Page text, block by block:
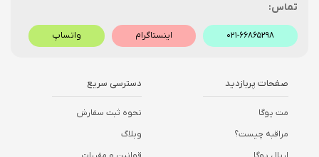
تماس:
۰۲۱-۶۶۸۶۵۲۹۸ اینستاگرام واتساپ
صفحات پربازدید
مت یوگا
مراقبه چیست؟
دسترسی سریع
نحوه ثبت سفارش
وبلاگ